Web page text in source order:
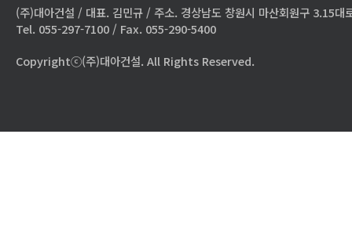
(주)대아건설 / 대표. 김민규 / 주소. 경상남도 창원시 마산회원구 3.15대
Tel. 055-297-7100 / Fax. 055-290-5400
Copyrightⓒ(주)대아건설. All Rights Reserved.